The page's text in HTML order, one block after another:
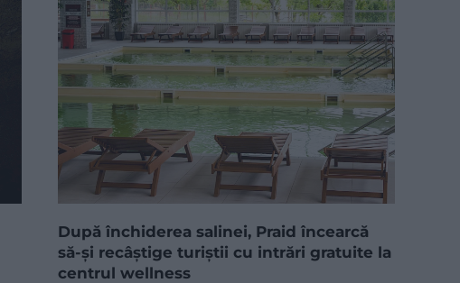
După închiderea salinei, Praid încearcă
să-și recâștige turiștii cu intrări gratuite la
centrul wellness